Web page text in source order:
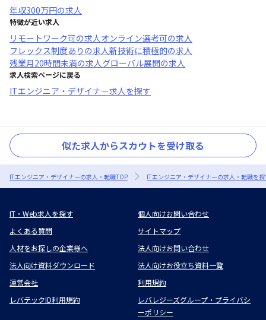
年収300万円の求人
特徴が近い求人
リモートワーク可の求人オンライン選考可の求人
フレックス制度あり の求人新技術に積極的の求人
残業月20時間未満の求人グローバル展開の求人
求人検索ページに戻る
ITエンジニア・デザイナー求人を探す
似た求人からスカウトを受け取る
ITエンジニア・デザイナーの求人・転職TOP ITエンジニア・デザイナーの求人・転職を
IT・Web求人を探す
個人向けお問い合わせ
よくある質問
サイトマップ
人材をお探しの企業様へ
法人向けお問い合わせ
法人向け資料ダウンロード
法人向けお役立ち資料一覧
運営会社
利用規約
レバテックID利用規約
レバレジーズグループ・プライバシ
ーポリシー